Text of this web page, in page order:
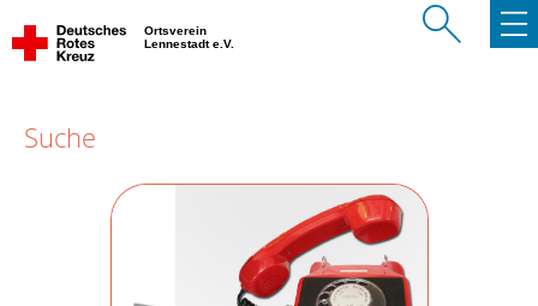
Ortsverein
Lennestadt e.V.
Suche